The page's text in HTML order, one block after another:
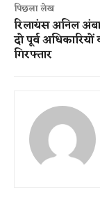
पिछला लेख
रिलायंस अनिल
दो पूर्व अधिकारियों
गिरफ्तार